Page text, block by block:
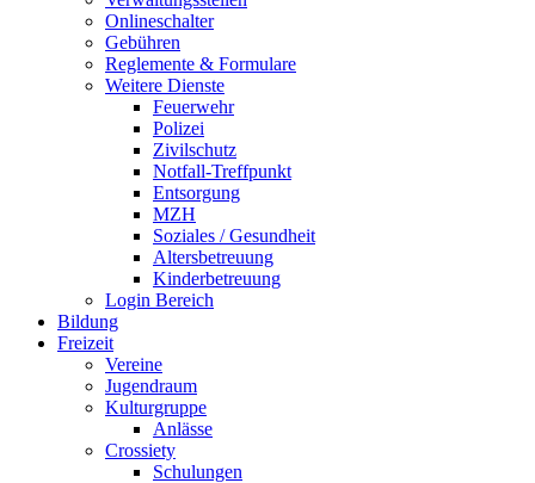
Onlineschalter
Gebühren
Reglemente & Formulare
Weitere Dienste
Feuerwehr
Polizei
Zivilschutz
Notfall-Treffpunkt
Entsorgung
MZH
Soziales / Gesundheit
Altersbetreuung
Kinderbetreuung
Login Bereich
Bildung
Freizeit
Vereine
Jugendraum
Kulturgruppe
Anlässe
Crossiety
Schulungen